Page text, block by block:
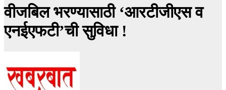
वीजबिल भरण्यासाठी ‘आरटीजीएस व
एनईएफटी’ची सुविधा !